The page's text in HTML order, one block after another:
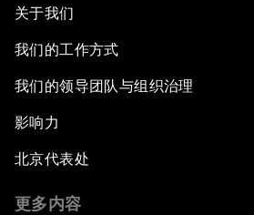
关于我们
我们的工作方式
我们的领导团队与组织治理
影响力
北京代表处
更多内容